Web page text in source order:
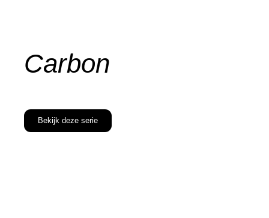
Carbon
Bekijk deze serie